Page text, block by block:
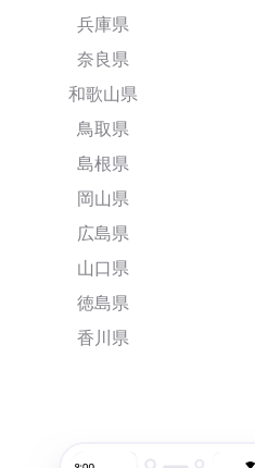
兵庫県
奈良県
和歌山県
鳥取県
島根県
岡山県
広島県
山口県
徳島県
香川県